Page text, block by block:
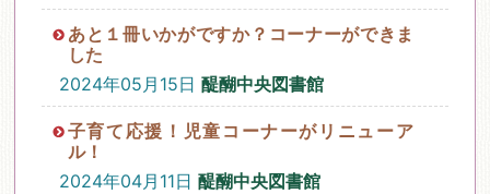
あと１冊いかがですか？コーナーができま
した
2024年05月15日 醍醐中央図書館
子育て応援！児童コーナーがリニューア
ル！
2024年04月11日 醍醐中央図書館